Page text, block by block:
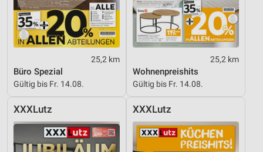
25,2 km
Büro Spezial
Gültig bis Fr. 14.08.
25,2 km
Wohnenpreishits
Gültig bis Fr. 14.08.
XXXLutz XXXLutz